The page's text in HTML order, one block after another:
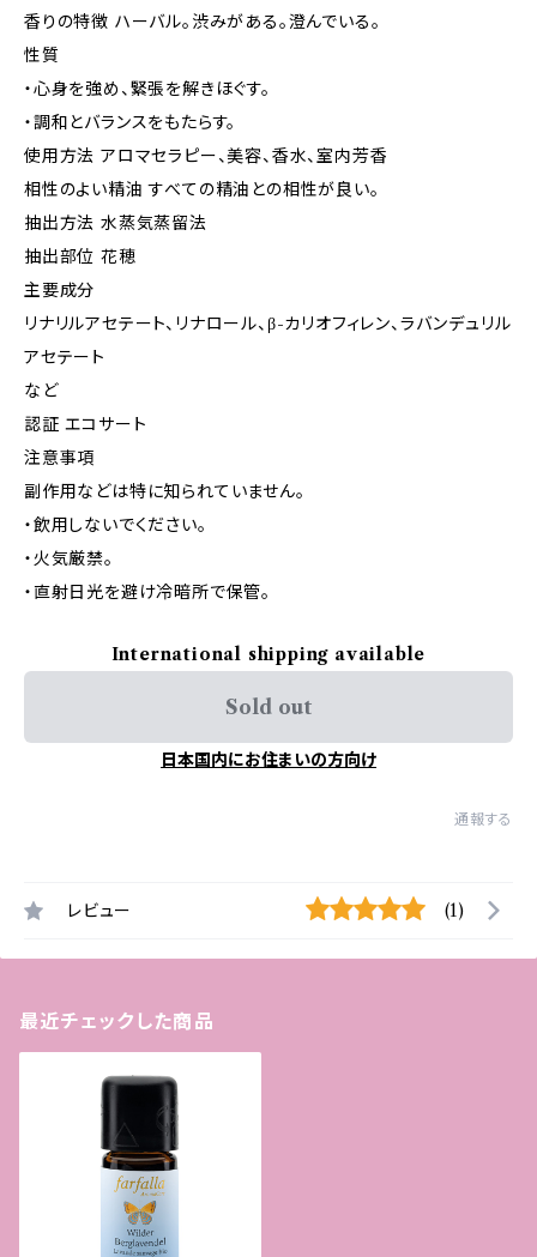
香りの特徴 ハーバル。渋みがある。澄んでいる。
性質
・心身を強め、緊張を解きほぐす。
・調和とバランスをもたらす。
使用方法 アロマセラピー、美容、香水、室内芳香
相性のよい精油 すべての精油との相性が良い。
抽出方法 水蒸気蒸留法
抽出部位 花穂
主要成分
リナリルアセテート、リナロール、β-カリオフィレン、ラバンデュリル
アセテート
など
認証 エコサート
注意事項
副作用などは特に知られていません。
・飲用しないでください。
・火気厳禁。
・直射日光を避け冷暗所で保管。
International shipping available
Sold out
日本国内にお住まいの方向け
通報する
レビュー (1)
最近チェックした商品